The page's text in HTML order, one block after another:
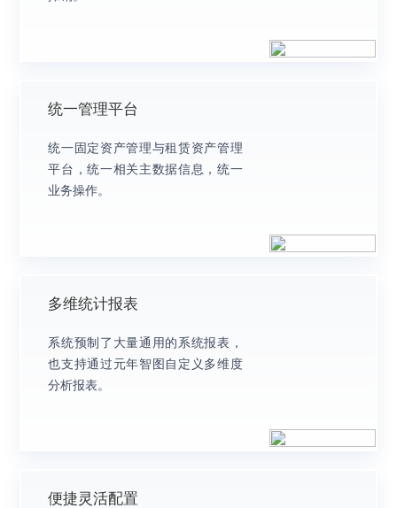
统一管理平台
统一固定资产管理与租赁资产管理
平台，统一相关主数据信息，统一
业务操作。
多维统计报表
系统预制了大量通用的系统报表，
也支持通过元年智图自定义多维度
分析报表。
便捷灵活配置